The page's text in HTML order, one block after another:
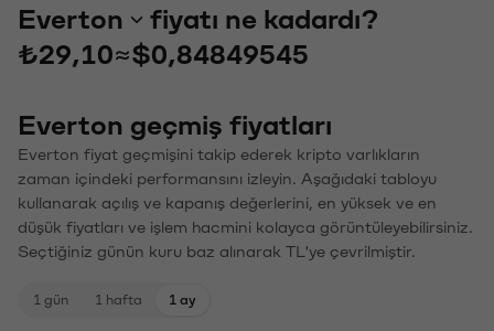
Everton
fiyatı ne kadardı?
₺29,10≈$0,84849545
Everton geçmiş fiyatları
Everton fiyat geçmişini takip ederek kripto varlıkların
zaman içindeki performansını izleyin. Aşağıdaki tabloyu
kullanarak açılış ve kapanış değerlerini, en yüksek ve en
düşük fiyatları ve işlem hacmini kolayca görüntüleyebilirsiniz.
Seçtiğiniz günün kuru baz alınarak TL'ye çevrilmiştir.
1 gün 1 hafta 1 ay